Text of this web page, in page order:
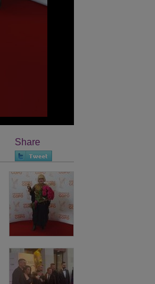
Share